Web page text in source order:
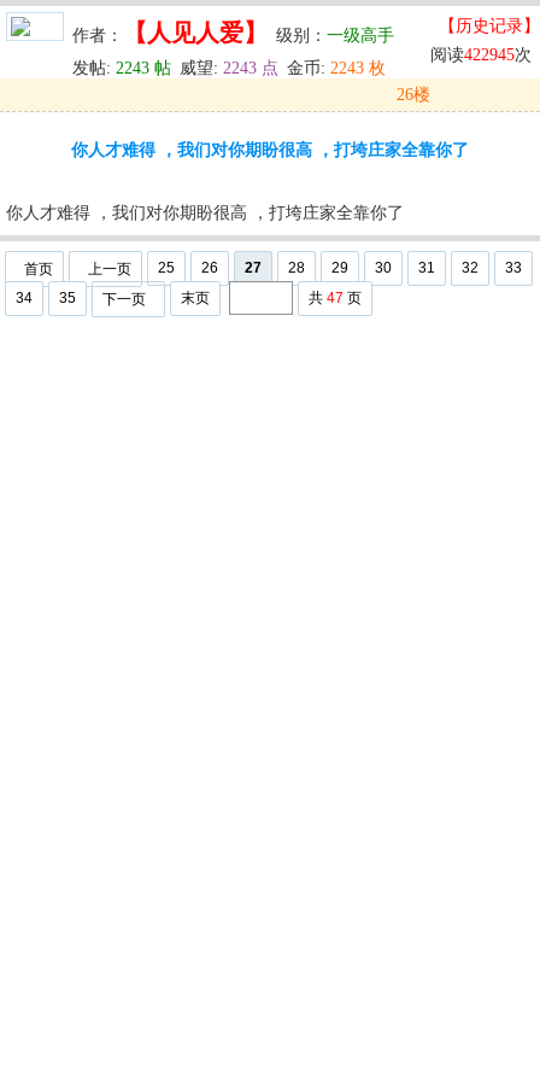
作者： 【人见人爱】 级别： 一级高手
发帖: 2243 帖 威望: 2243 点 金币: 2243 枚
【历史记录】
阅读422945次
26楼
编辑 u
你人才难得 ，我们对你期盼很高 ，打垮庄家全靠你了
你人才难得 ，我们对你期盼很高 ，打垮庄家全靠你了
首页 上一页 25 26 27 28 29 30 31 32
33
34
35 下一页 末页 共 47 页